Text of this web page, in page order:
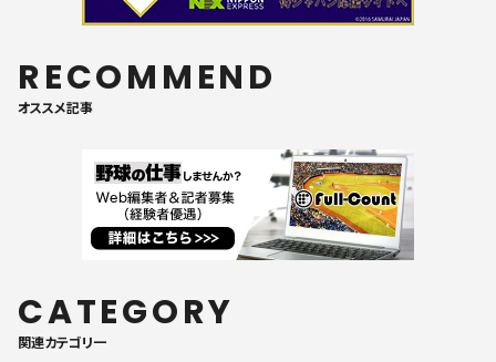
RECOMMEND
オススメ記事
CATEGORY
関連カテゴリ一